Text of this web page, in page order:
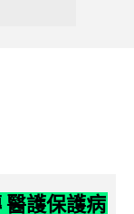
醫護保護病